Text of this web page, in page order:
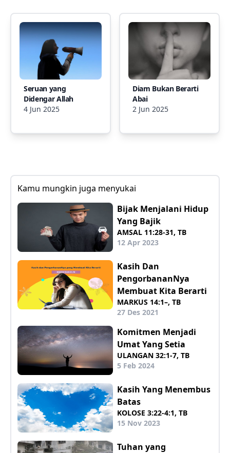
Seruan yang
Didengar Allah
4 Jun 2025
Diam Bukan Berarti
Abai
2 Jun 2025
Kamu mungkin juga menyukai
Bijak Menjalani Hidup
Yang Bajik
AMSAL 11:28-31, TB
12 Apr 2023
Kasih Dan
PengorbananNya
Membuat Kita Berarti
MARKUS 14:1–, TB
27 Des 2021
Komitmen Menjadi
Umat Yang Setia
ULANGAN 32:1-7, TB
5 Feb 2024
Kasih Yang Menembus
Batas
KOLOSE 3:22-4:1, TB
15 Nov 2023
Tuhan yang